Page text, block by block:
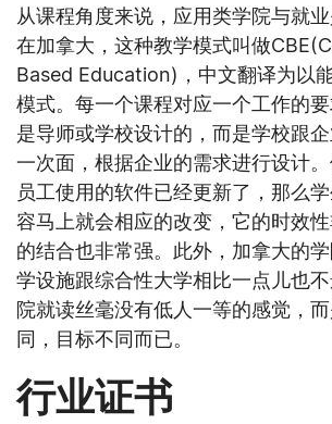
从课程角度来说，应用类学院与就业
在加拿大，这种教学模式叫做
Based Education)，中文翻译为以
模式。每一个课程对应一个工作的
是导师或学校设计的，而是学校跟
一次面，根据企业的需求进行设计
员工使用的软件已经更新了，那么
容马上就会相应的改变，它的时效
的结合也非常强。此外，加拿大的
学设施跟综合性大学相比一点儿也
院就读丝毫没有低人一等的感觉，
同，目标不同而已。
行业证书